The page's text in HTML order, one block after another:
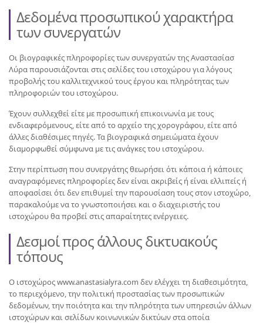
Δεδομένα προσωπικού χαρακτήρα
των συνεργατών
Οι βιογραφικές πληροφορίες των συνεργατών της Αναστασίασ
Λύρα παρουσιάζονται στις σελίδες του ιστοχώρου για λόγους
προβολής του καλλιτεχνικού τους έργου και πληρότητας των
πληροφοριών του ιστοχώρου.
Έχουν συλλεχθεί είτε με προσωπική επικοινωνία με τους
ενδιαφερόμενους, είτε από το αρχείο της χορογράφου, είτε από
άλλες διαθέσιμες πηγές. Τα βιογραφικά σημειώματα έχουν
διαμορφωθεί σύμφωνα με τις ανάγκες του ιστοχώρου.
Στην περίπτωση που συνεργάτης θεωρήσει ότι κάποια ή κάποιες
αναγραφόμενες πληροφορίες δεν είναι ακριβείς ή είναι ελλιπείς ή
αποφασίσει ότι δεν επιθυμεί την παρουσίαση τους στον ιστοχώρο,
παρακαλούμε να το γνωστοποιήσει και ο διαχειριστής του
ιστοχώρου θα προβεί στις απαραίτητες ενέργειες.
Δεσμοί προς άλλους δικτυακούς
τόπους
Ο ιστοχώρος www.anastasialyra.com δεν ελέγχει τη διαθεσιμότητα,
το περιεχόμενο, την πολιτική προστασίας των προσωπικών
δεδομένων, την ποιότητα και την πληρότητα των υπηρεσιών άλλων
ιστοχώρων και σελίδων κοινωνικών δικτύων στα οποία